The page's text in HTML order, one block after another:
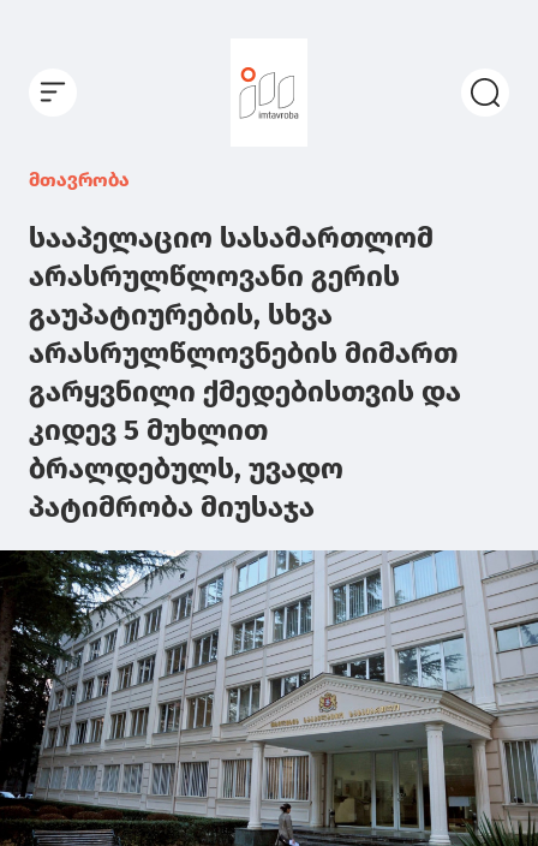
მთავრობა
სააპელაციო სასამართლომ
არასრულწლოვანი გერის
გაუპატიურების, სხვა
არასრულწლოვნების მიმართ
გარყვნილი ქმედებისთვის და
კიდევ 5 მუხლით
ბრალდებულს, უვადო
პატიმრობა მიუსაჯა